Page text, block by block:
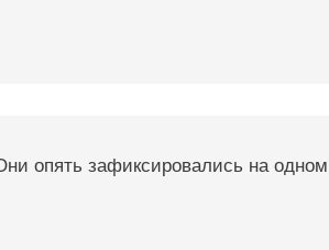
опять зафиксировались на